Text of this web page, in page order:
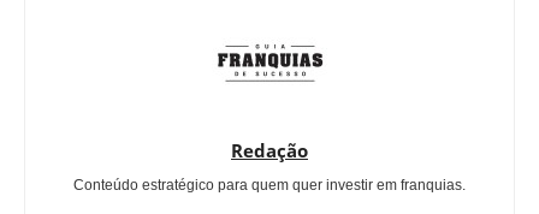
Redação
Conteúdo estratégico para quem quer investir em franquias.